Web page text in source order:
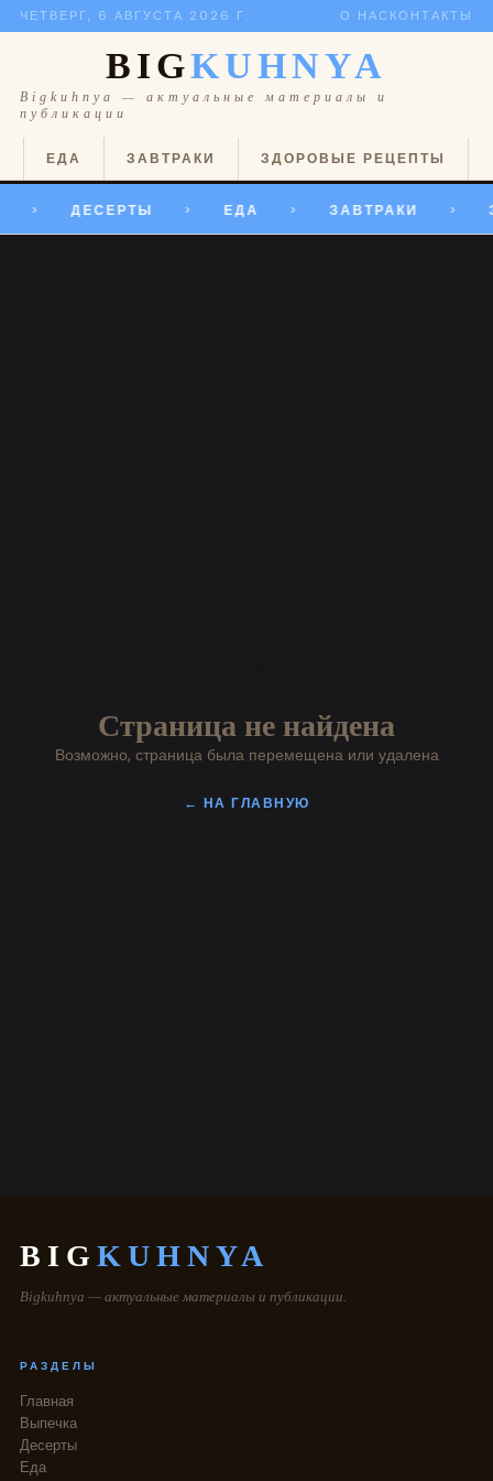
ЧЕТВЕРГ, 6 АВГУСТА 2026 Г. О НАС КОНТАКТЫ
BIGKUHNYA
Bigkuhnya — актуальные материалы и
публикации
ЕДА ЗАВТРАКИ ЗДОРОВЫЕ РЕЦЕПТЫ
> ДЕСЕРТЫ > ЕДА > ЗАВТРАКИ >
Страница не найдена
Возможно, страница была перемещена или удалена
← НА ГЛАВНУЮ
BIG KUHNYA
Bigkuhnya — актуальные материалы и публикации.
РАЗДЕЛЫ
Главная
Выпечка
Десерты
Еда